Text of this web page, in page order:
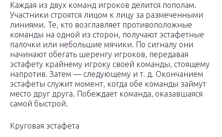
Каждая из двух команд игроков делится пополам.
Участники строятся лицом к лицу за размеченными
линиями. Те, кто возглавляет противоположные
команды на одной из сторон, получают эстафетные
палочки или небольшие мячики. По сигналу они
начинают обегать шеренгу игроков, передавая
эстафету крайнему игроку своей команды, стоящему
напротив. Затем — следующему и т. д. Окончанием
эстафеты служит момент, когда обе команды займут
место друг друга. Побеждает команда, оказавшаяся
самой быстрой.
Круговая эстафета